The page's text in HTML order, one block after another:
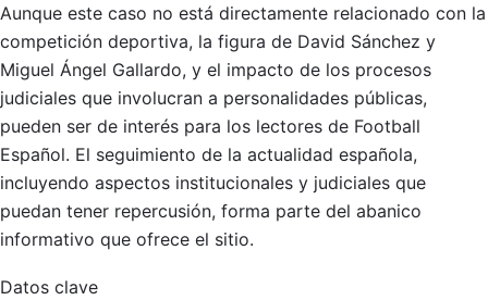
Aunque este caso no está directamente relacionado con la
competición deportiva, la figura de David Sánchez y
Miguel Ángel Gallardo, y el impacto de los procesos
judiciales que involucran a personalidades públicas,
pueden ser de interés para los lectores de Football
Español. El seguimiento de la actualidad española,
incluyendo aspectos institucionales y judiciales que
puedan tener repercusión, forma parte del abanico
informativo que ofrece el sitio.
Datos clave